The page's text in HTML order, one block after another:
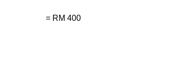
= RM 400